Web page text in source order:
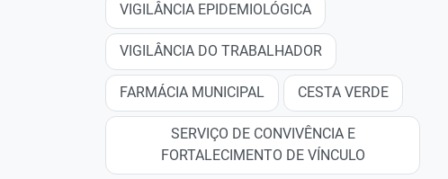
VIGILÂNCIA EPIDEMIOLÓGICA
VIGILÂNCIA DO TRABALHADOR
FARMÁCIA MUNICIPAL CESTA VERDE
SERVIÇO DE CONVIVÊNCIA E
FORTALECIMENTO DE VÍNCULO